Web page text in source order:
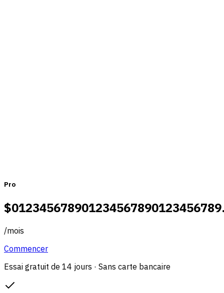
Pro
$012345678901234567890123456789
/mois
Commencer
Essai gratuit de 14 jours · Sans carte bancaire